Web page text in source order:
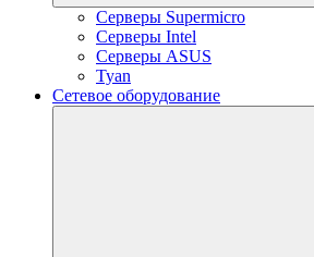
Серверы Supermicro
Серверы Intel
Серверы ASUS
Tyan
Сетевое оборудование